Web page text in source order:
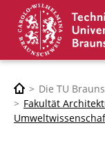
Die TU
Fakultät